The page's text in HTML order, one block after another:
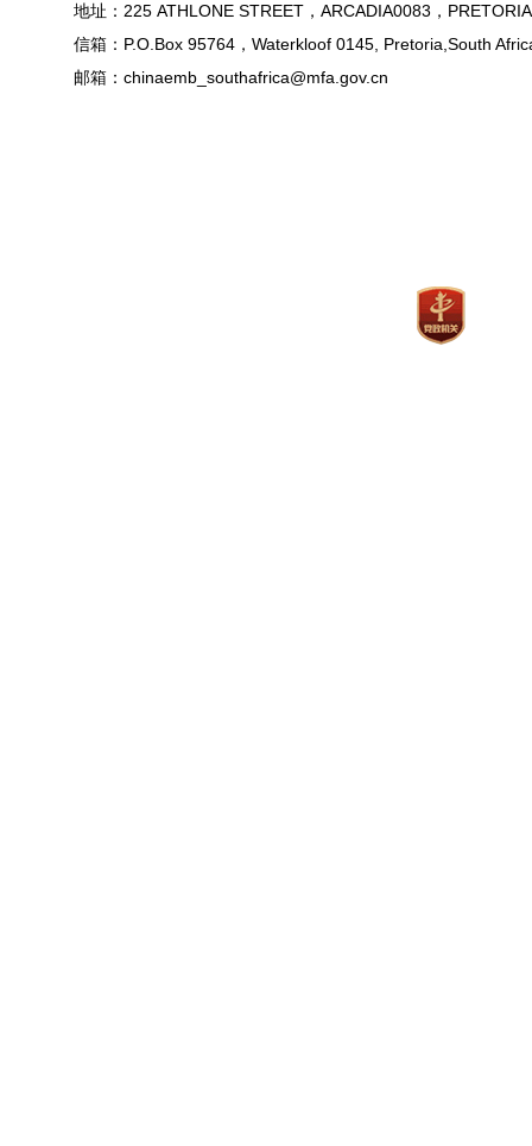
地址：225 ATHLONE STREET，ARCADIA0083，
信箱：P.O.Box 95764，Waterkloof 0145, Pretoria,South
邮箱：chinaemb_southafrica@mfa.gov.cn